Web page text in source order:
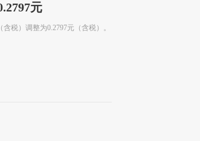
元
税）调整为0.2797元（含税）。